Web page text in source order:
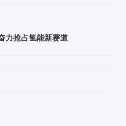
力抢占氢能新赛道